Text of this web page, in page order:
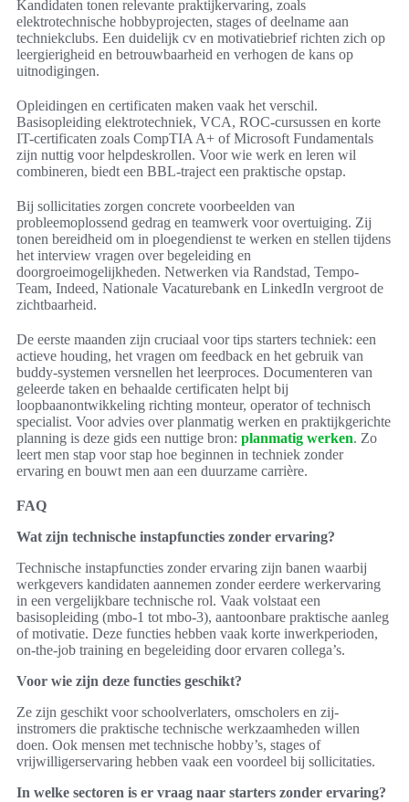
Kandidaten tonen relevante praktijkervaring, zoals
elektrotechnische hobbyprojecten, stages of deelname aan
techniekclubs. Een duidelijk cv en motivatiebrief richten zich op
leergierigheid en betrouwbaarheid en verhogen de kans op
uitnodigingen.
Opleidingen en certificaten maken vaak het verschil.
Basisopleiding elektrotechniek, VCA, ROC-cursussen en korte
IT-certificaten zoals CompTIA A+ of Microsoft Fundamentals
zijn nuttig voor helpdeskrollen. Voor wie werk en leren wil
combineren, biedt een BBL-traject een praktische opstap.
Bij sollicitaties zorgen concrete voorbeelden van
probleemoplossend gedrag en teamwerk voor overtuiging. Zij
tonen bereidheid om in ploegendienst te werken en stellen tijdens
het interview vragen over begeleiding en
doorgroeimogelijkheden. Netwerken via Randstad, Tempo-
Team, Indeed, Nationale Vacaturebank en LinkedIn vergroot de
zichtbaarheid.
De eerste maanden zijn cruciaal voor tips starters techniek: een
actieve houding, het vragen om feedback en het gebruik van
buddy-systemen versnellen het leerproces. Documenteren van
geleerde taken en behaalde certificaten helpt bij
loopbaanontwikkeling richting monteur, operator of technisch
specialist. Voor advies over planmatig werken en praktijkgerichte
planning is deze gids een nuttige bron: planmatig werken. Zo
leert men stap voor stap hoe beginnen in techniek zonder
ervaring en bouwt men aan een duurzame carrière.
FAQ
Wat zijn technische instapfuncties zonder ervaring?
Technische instapfuncties zonder ervaring zijn banen waarbij
werkgevers kandidaten aannemen zonder eerdere werkervaring
in een vergelijkbare technische rol. Vaak volstaat een
basisopleiding (mbo-1 tot mbo-3), aantoonbare praktische aanleg
of motivatie. Deze functies hebben vaak korte inwerkperioden,
on-the-job training en begeleiding door ervaren collega’s.
Voor wie zijn deze functies geschikt?
Ze zijn geschikt voor schoolverlaters, omscholers en zij-
instromers die praktische technische werkzaamheden willen
doen. Ook mensen met technische hobby’s, stages of
vrijwilligerservaring hebben vaak een voordeel bij sollicitaties.
In welke sectoren is er vraag naar starters zonder ervaring?